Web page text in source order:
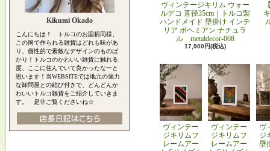
Kikumi Okado
こんにちは！ トルコのお国柄同様、
この国で作られる雑貨はどれも味があ
り、個性的で素敵なデザインのものば
かり！トルコのかわいい雑貨に触れる
度、ここに住んでいて良かったなーと
思います！当WEBSITEでは地元の強力
な卸問屋との結び付きで、どんどんか
わいいトルコ雑貨をご紹介していきま
す。 是非ご覧くださいね☆
ヴィンテージキリム ウォー
ルデコ 直径35cm｜トルコ製
ハンドメイド 壁掛け インテ
リア ボヘミアン ナチュラ
ル metaldecor-008
17,900円(税込)
ヴィンテー
ジキリムフ
レームアー
ヴィンテー
ジキリムフ
レームアー
ヴ
ジ
壁